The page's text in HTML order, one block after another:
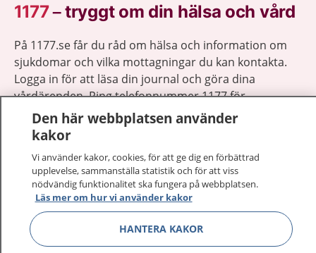
1177–tryggt om din hälsa och vård
På 1177.se får du råd om hälsa och information om
sjukdomar och vilka mottagningar du kan kontakta.
Logga in för att läsa din journal och göra dina
vårdärenden. Ring telefonnummer 1177 för
sjukvårdsrådgivning dygnet runt.
1177 ger dig råd när du vill må bättre.
1177 på flera språk Visa
Den här webbplatsen använder
kakor
Vi använder kakor, cookies, för att ge dig en förbättrad
upplevelse, sammanställa statistik och för att viss
nödvändig funktionalitet ska fungera på webbplatsen.
Läs mer om hur vi använder kakor
HANTERA KAKOR